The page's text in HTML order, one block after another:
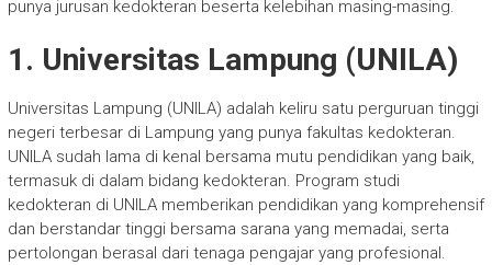
punya jurusan kedokteran beserta kelebihan masing-masing.
1. Universitas Lampung (UNILA)
Universitas Lampung (UNILA) adalah keliru satu perguruan tinggi
negeri terbesar di Lampung yang punya fakultas kedokteran.
UNILA sudah lama di kenal bersama mutu pendidikan yang baik,
termasuk di dalam bidang kedokteran. Program studi
kedokteran di UNILA memberikan pendidikan yang komprehensif
dan berstandar tinggi bersama sarana yang memadai, serta
pertolongan berasal dari tenaga pengajar yang profesional.